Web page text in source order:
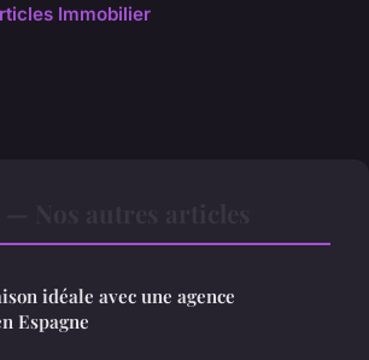
Immobilier
idéale avec une agence
Espagne